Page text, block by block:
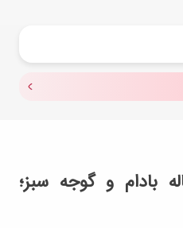
بادام و گوجه سبز؛